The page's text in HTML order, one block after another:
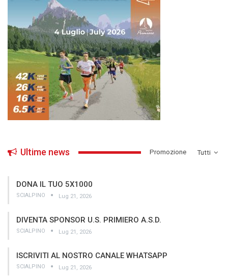
Tutti
Ultime news ­Promozione
DONA IL TUO 5X1000
SCIALPINO Lug 21, 2026
DIVENTA SPONSOR U.S. PRIMIERO A.S.D.
SCIALPINO Lug 21, 2026
ISCRIVITI AL NOSTRO CANALE WHATSAPP
SCIALPINO Lug 21, 2026